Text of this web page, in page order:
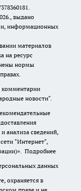
выдано
информационных
материалов
на ресурс
нормы
комментарии
новости".
анализа сведений,
"Интернет",
Подробнее
данных
охраняется в